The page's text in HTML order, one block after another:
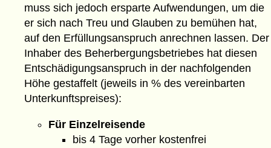
muss sich jedoch ersparte Aufwendungen, um die
er sich nach Treu und Glauben zu bemühen hat,
auf den Erfüllungsanspruch anrechnen lassen. Der
Inhaber des Beherbergungsbetriebes hat diesen
Entschädigungsanspruch in der nachfolgenden
Höhe gestaffelt (jeweils in % des vereinbarten
Unterkunftspreises):
Für Einzelreisende
bis 4 Tage vorher kostenfrei